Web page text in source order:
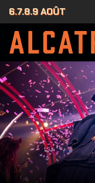
6.7.8.9 AOÛT